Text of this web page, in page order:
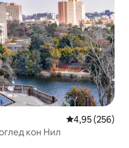
Просечна
4,95 (256)
кон Нил